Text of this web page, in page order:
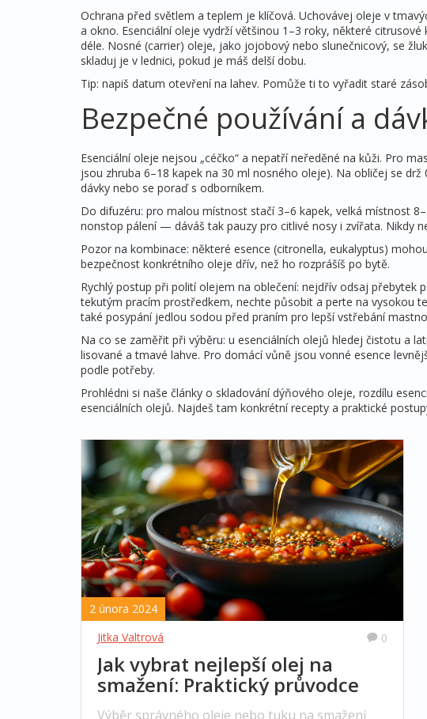
Ochrana před světlem a teplem je klíčová. Uchovávej oleje v
a okno. Esenciální oleje vydrží většinou 1–3 roky, některé
déle. Nosné (carrier) oleje, jako jojobový nebo slunečnicový, se
skladuj je v lednici, pokud je máš delší dobu.
Tip: napiš datum otevření na lahev. Pomůže ti to vyřadit staré
Bezpečné používání a
Esenciální oleje nejsou „céčko“ a nepatří neředěné na kůži. Pro
jsou zhruba 6–18 kapek na 30 ml nosného oleje). Na obličej se
dávky nebo se poraď s odborníkem.
Do difuzéru: pro malou místnost stačí 3–6 kapek, velká místnost
nonstop pálení — dáváš tak pauzy pro citlivé nosy i zvířata. Nikdy
Pozor na kombinace: některé esence (citronella, eukalyptus)
bezpečnost konkrétního oleje dřív, než ho rozprášíš po bytě.
Rychlý postup při polití olejem na oblečení: nejdřív odsaj
tekutým pracím prostředkem, nechte působit a perte na vysokou
také posypání jedlou sodou před praním pro lepší vstřebání
Na co se zaměřit při výběru: u esenciálních olejů hledej čistotu a
lisované a tmavé lahve. Pro domácí vůně jsou vonné esence
podle potřeby.
Prohlédni si naše články o skladování dýňového oleje, rozdílu
esenciálních olejů. Najdeš tam konkrétní recepty a praktické
2 února 2024
Jitka Valtrová
0
Jak vybrat nejlepší olej na
smažení: Praktický průvodce
Výběr správného oleje nebo tuku na smažení